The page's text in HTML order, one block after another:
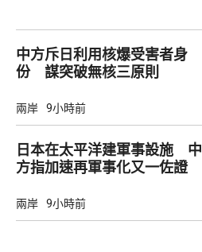
中方斥日利用核爆受害者身
份 謀突破無核三原則
兩岸 9小時前
日本在太平洋建軍事設施 中
方指加速再軍事化又一佐證
兩岸 9小時前